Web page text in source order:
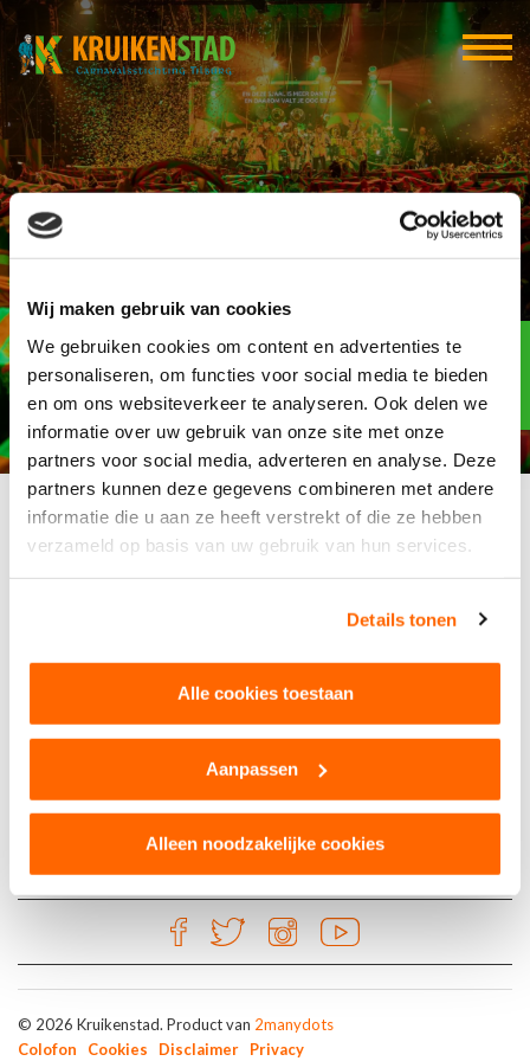
Wij maken gebruik van cookies
We gebruiken cookies om content en advertenties te
personaliseren, om functies voor social media te bieden
en om ons websiteverkeer te analyseren. Ook delen we
informatie over uw gebruik van onze site met onze
partners voor social media, adverteren en analyse. Deze
partners kunnen deze gegevens combineren met andere
informatie die u aan ze heeft verstrekt of die ze hebben
verzameld op basis van uw gebruik van hun services.
Details tonen
Alle cookies toestaan
Aanpassen
Alleen noodzakelijke cookies
The End Karaoke
Tilburg
The End Karaoke Tilburg
5038 CP Tilburg
Elf-elf
over
96
© 2026 Kruikenstad. Product van 2manydots
Colofon
Cookies Disclaimer Privacy